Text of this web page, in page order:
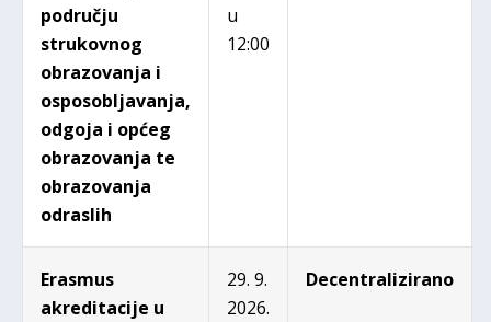
području
strukovnog
obrazovanja i
osposobljavanja,
odgoja i općeg
obrazovanja te
obrazovanja
odraslih
u
12:00
Erasmus
akreditacije u
29. 9.
2026.
Decentralizirano